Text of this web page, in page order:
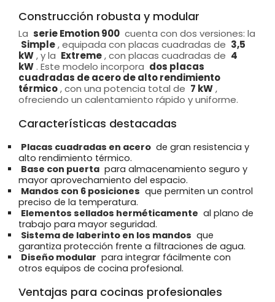
Construcción robusta y modular
La serie Emotion 900 cuenta con dos versiones: la
Simple, equipada con placas cuadradas de 3,5
kW, y la Extreme, con placas cuadradas de 4
kW . Este modelo incorpora dos placas
cuadradas de acero de alto rendimiento
térmico, con una potencia total de 7 kW,
ofreciendo un calentamiento rápido y uniforme.
Características destacadas
Placas cuadradas en acero de gran resistencia y
alto rendimiento térmico.
Base con puerta para almacenamiento seguro y
mayor aprovechamiento del espacio.
Mandos con 6 posiciones que permiten un control
preciso de la temperatura.
Elementos sellados herméticamente al plano de
trabajo para mayor seguridad.
Sistema de laberinto en los mandos que
garantiza protección frente a filtraciones de agua.
Diseño modular para integrar fácilmente con
otros equipos de cocina profesional.
Ventajas para cocinas profesionales